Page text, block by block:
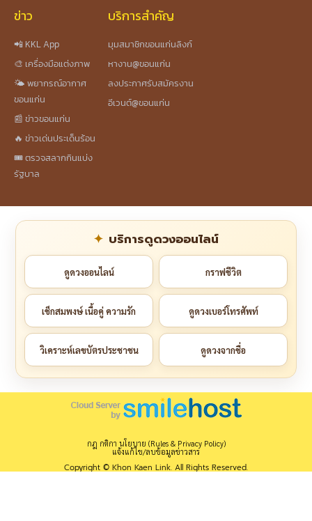
ข่าว
📲 KKL App
🎨 เครื่องมือแต่งภาพ
🌤️ พยากรณ์อากาศ
ขอนแก่น
📰 ข่าวขอนแก่น
🔥 ข่าวเด่นประเด็นร้อน
🎟️ ตรวจสลากกินแบ่ง
รัฐบาล
บริการสำคัญ
มุมสมาชิกขอนแก่นลิงก์
หางาน@ขอนแก่น
ลงประกาศรับสมัครงาน
อีเวนต์@ขอนแก่น
บริการดูดวงออนไลน์
ดูดวงออนไลน์ กราฟชีวิต
เช็กสมพงษ์ เนื้อคู่ ความรัก ดูดวงเบอร์โทรศัพท์
วิเคราะห์เลขบัตรประชาชน ดูดวงจากชื่อ
กฎ กติกา นโยบาย (Rules & Privacy Policy)
แจ้งแก้ไข/ลบข้อมูลข่าวสาร
Copyright © Khon Kaen Link. All Rights Reserved.